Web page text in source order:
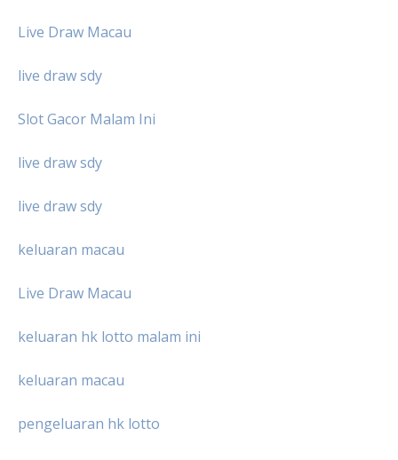
Live Draw Macau
live draw sdy
Slot Gacor Malam Ini
live draw sdy
live draw sdy
keluaran macau
Live Draw Macau
keluaran hk lotto malam ini
keluaran macau
pengeluaran hk lotto